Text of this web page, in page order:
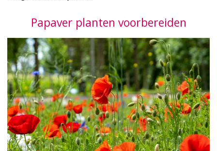
Papaver planten voorbereiden